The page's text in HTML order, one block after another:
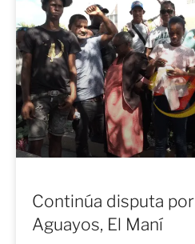
Continúa disputa
Aguayos, El Maní